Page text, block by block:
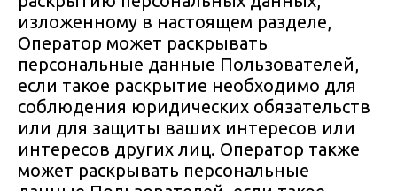
изложенному в настоящем разделе,
Оператор может раскрывать
персональные данные Пользователей,
если такое раскрытие необходимо для
соблюдения юридических обязательств
или для защиты ваших интересов или
интересов других лиц. Оператор также
может раскрывать персональные